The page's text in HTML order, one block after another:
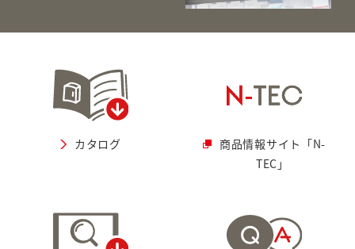
カタログ
商品情報サイト「N-
TEC」